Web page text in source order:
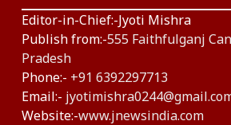
Editor-in-Chief:-Jyoti Mishra
Publish from:-555 Faithfulganj
Pradesh
Phone:- +91 6392297713
Email:-
Website:-www.jnewsindia.com